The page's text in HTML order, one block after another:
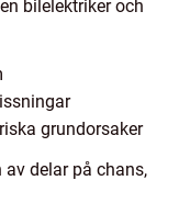
bilelektriker och
grundorsaker
delar på chans,